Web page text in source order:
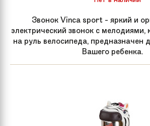
Звонок Vinca sport - яркий и
электрический звонок с мелодиями,
на руль велосипеда, предназначен
Вашего ребенка.